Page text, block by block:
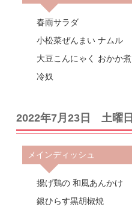
春雨サラダ
小松菜ぜんまい ナムル
大豆こんにゃく おかか煮
冷奴
2022年7月23日 土曜日
メインディッシュ
揚げ鶏の 和風あんかけ
銀ひらす黒胡椒焼